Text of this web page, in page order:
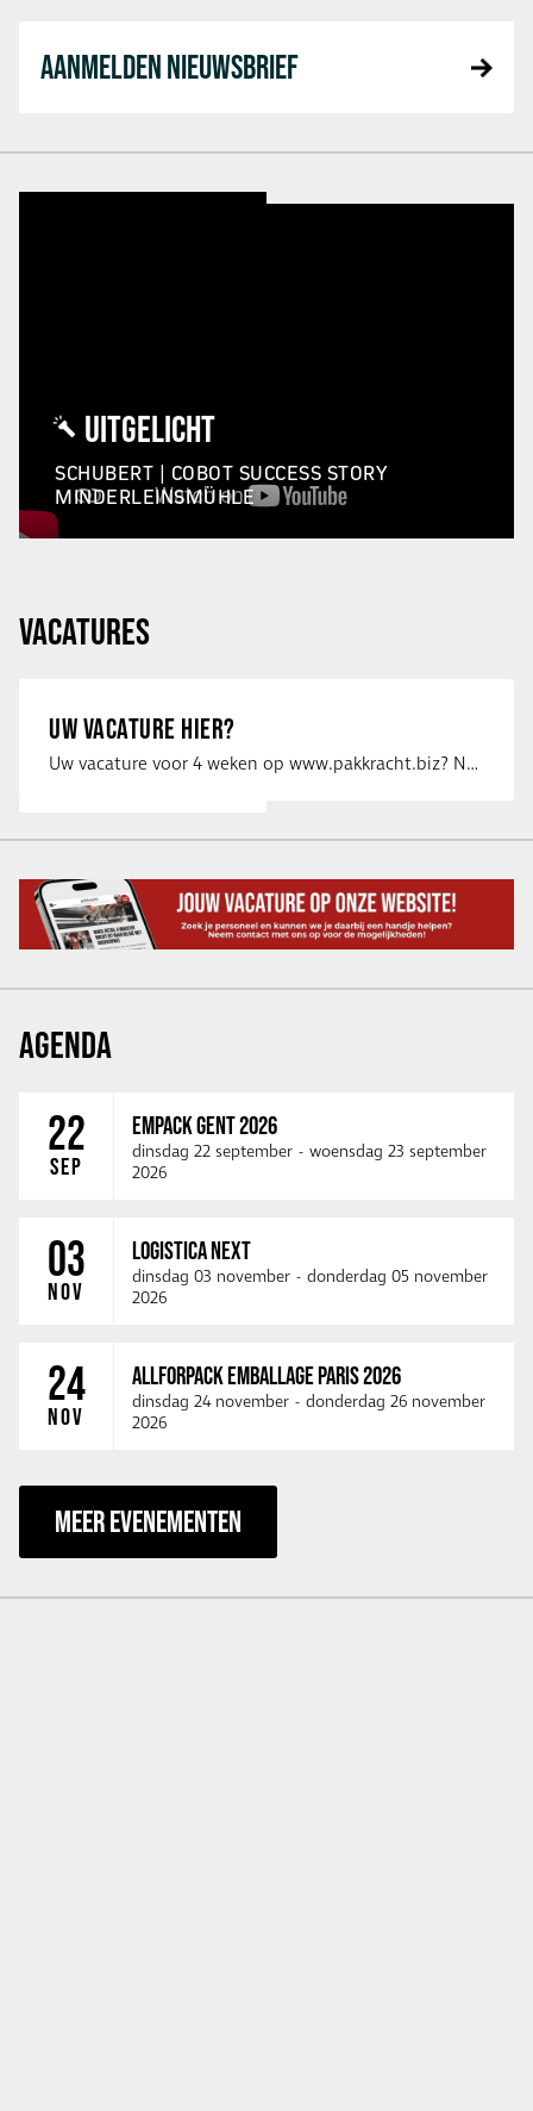
AANMELDEN NIEUWSBRIEF
UITGELICHT
SCHUBERT | COBOT SUCCESS STORY
MINDERLEINSMÜHLE
VACATURES
UW VACATURE HIER?
Uw vacature voor 4 weken op www.pakkracht.biz? Neem dan contact op met Yannick van …
AGENDA
22
SEP
EMPACK GENT 2026
dinsdag 22 september - woensdag 23 september
2026
03
NOV
LOGISTICA NEXT
dinsdag 03 november - donderdag 05 november
2026
24
NOV
ALLFORPACK EMBALLAGE PARIS 2026
dinsdag 24 november - donderdag 26 november
2026
MEER EVENEMENTEN